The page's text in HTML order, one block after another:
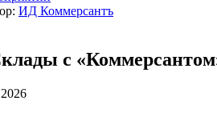
ИД Коммерсантъ
с